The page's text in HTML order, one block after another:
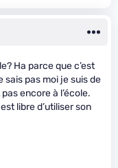
Ha parce que c’est
sais pas moi je suis de
encore à l’école.
libre d’utiliser son